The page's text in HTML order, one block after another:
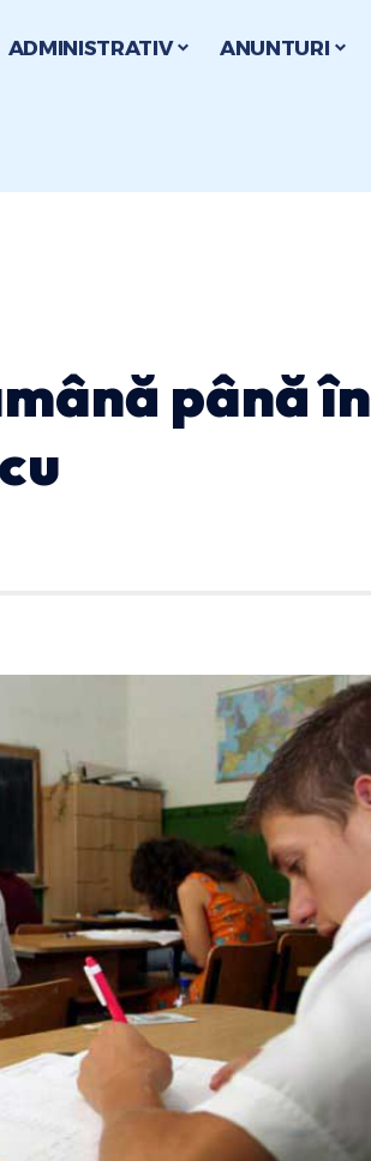
ADMINISTRATIV ANUNTURI
până în